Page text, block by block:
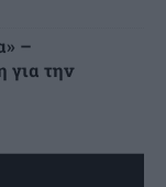
–
για την